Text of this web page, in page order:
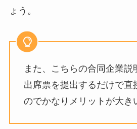
ょう。
また、こちらの合同企業説
出席票を提出するだけで直
のでかなりメリットが大き